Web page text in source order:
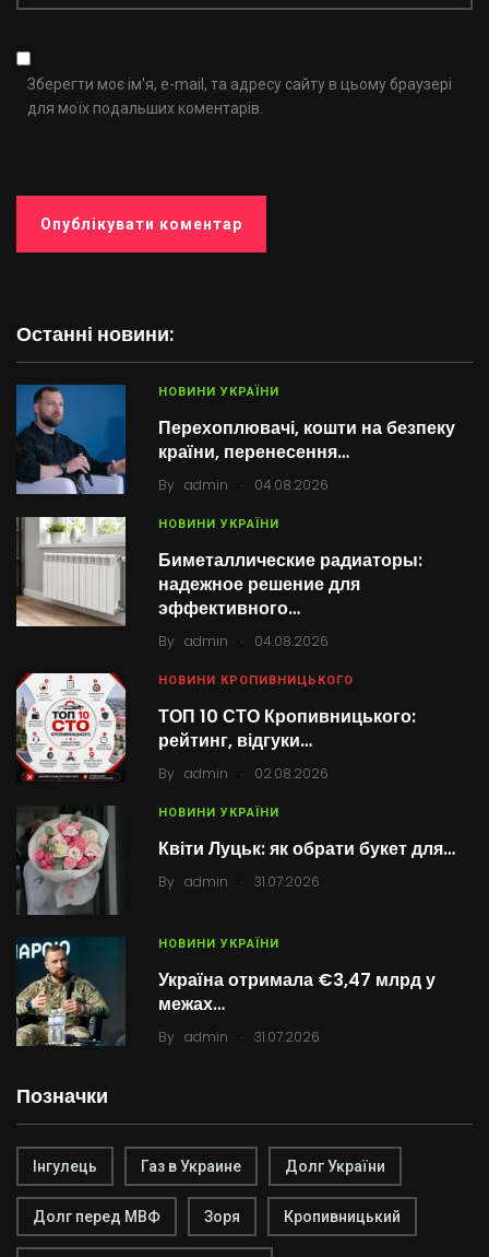
Останні новини:
НОВИНИ УКРАЇНИ
Перехоплювачі, кошти на безпеку
країни, перенесення…
By admin . 04.08.2026
НОВИНИ УКРАЇНИ
Биметаллические радиаторы:
надежное решение для
эффективного…
By admin . 04.08.2026
НОВИНИ КРОПИВНИЦЬКОГО
ТОП 10 СТО Кропивницького:
рейтинг, відгуки…
By admin . 02.08.2026
НОВИНИ УКРАЇНИ
Квіти Луцьк: як обрати букет для…
By admin . 31.07.2026
НОВИНИ УКРАЇНИ
Україна отримала €3,47 млрд у
межах…
By admin . 31.07.2026
Позначки
Інгулець Газ в Украине Долг України
Долг перед МВФ Зоря Кропивницький
Зберегти моє ім'я, e-mail, та адресу сайту в цьому браузері
для моїх подальших коментарів.